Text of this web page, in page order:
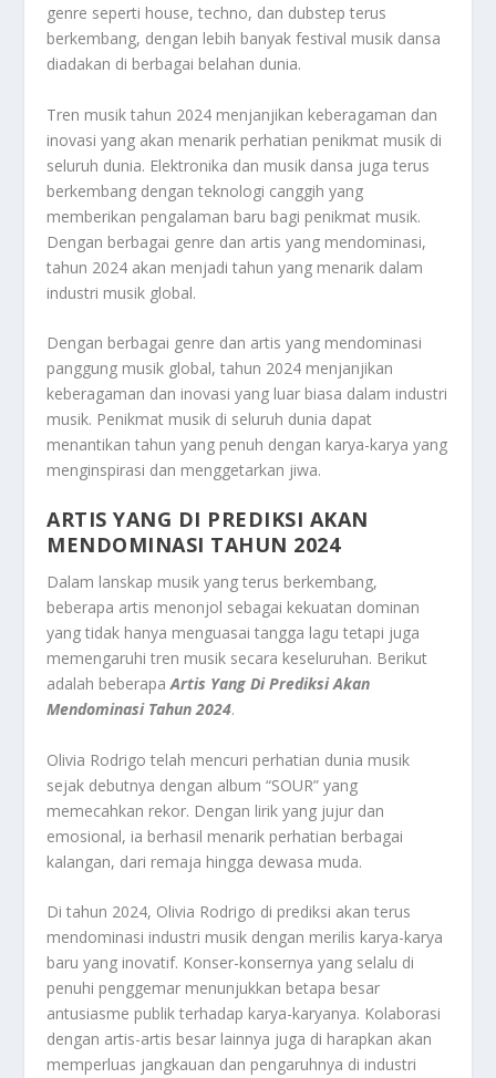
genre seperti house, techno, dan dubstep terus
berkembang, dengan lebih banyak festival musik dansa
diadakan di berbagai belahan dunia.
Tren musik tahun 2024 menjanjikan keberagaman dan
inovasi yang akan menarik perhatian penikmat musik di
seluruh dunia. Elektronika dan musik dansa juga terus
berkembang dengan teknologi canggih yang
memberikan pengalaman baru bagi penikmat musik.
Dengan berbagai genre dan artis yang mendominasi,
tahun 2024 akan menjadi tahun yang menarik dalam
industri musik global.
Dengan berbagai genre dan artis yang mendominasi
panggung musik global, tahun 2024 menjanjikan
keberagaman dan inovasi yang luar biasa dalam industri
musik. Penikmat musik di seluruh dunia dapat
menantikan tahun yang penuh dengan karya-karya yang
menginspirasi dan menggetarkan jiwa.
ARTIS YANG DI PREDIKSI AKAN
MENDOMINASI TAHUN 2024
Dalam lanskap musik yang terus berkembang,
beberapa artis menonjol sebagai kekuatan dominan
yang tidak hanya menguasai tangga lagu tetapi juga
memengaruhi tren musik secara keseluruhan. Berikut
adalah beberapaArtis Yang Di Prediksi Akan
Mendominasi Tahun 2024.
Olivia Rodrigo telah mencuri perhatian dunia musik
sejak debutnya dengan album “SOUR” yang
memecahkan rekor. Dengan lirik yang jujur dan
emosional, ia berhasil menarik perhatian berbagai
kalangan, dari remaja hingga dewasa muda.
Di tahun 2024, Olivia Rodrigo di prediksi akan terus
mendominasi industri musik dengan merilis karya-karya
baru yang inovatif. Konser-konsernya yang selalu di
penuhi penggemar menunjukkan betapa besar
antusiasme publik terhadap karya-karyanya. Kolaborasi
dengan artis-artis besar lainnya juga di harapkan akan
memperluas jangkauan dan pengaruhnya di industri